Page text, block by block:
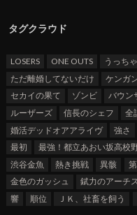
タグクラウド
LOSERS ONE OUTS うっち
ただ離婚してないだけ
ケンガ
セカイの果て
ゾンビ バウン
ルーザーズ
信長のシェフ 全
婚活デッドオアアライヴ
強さ
最初
最強！都立あおい坂高校
渋谷金魚
熱き挑戦 異骸
金色のガッシュ
錻力のアーチ
響
順位 ＪＫ、社畜を飼う